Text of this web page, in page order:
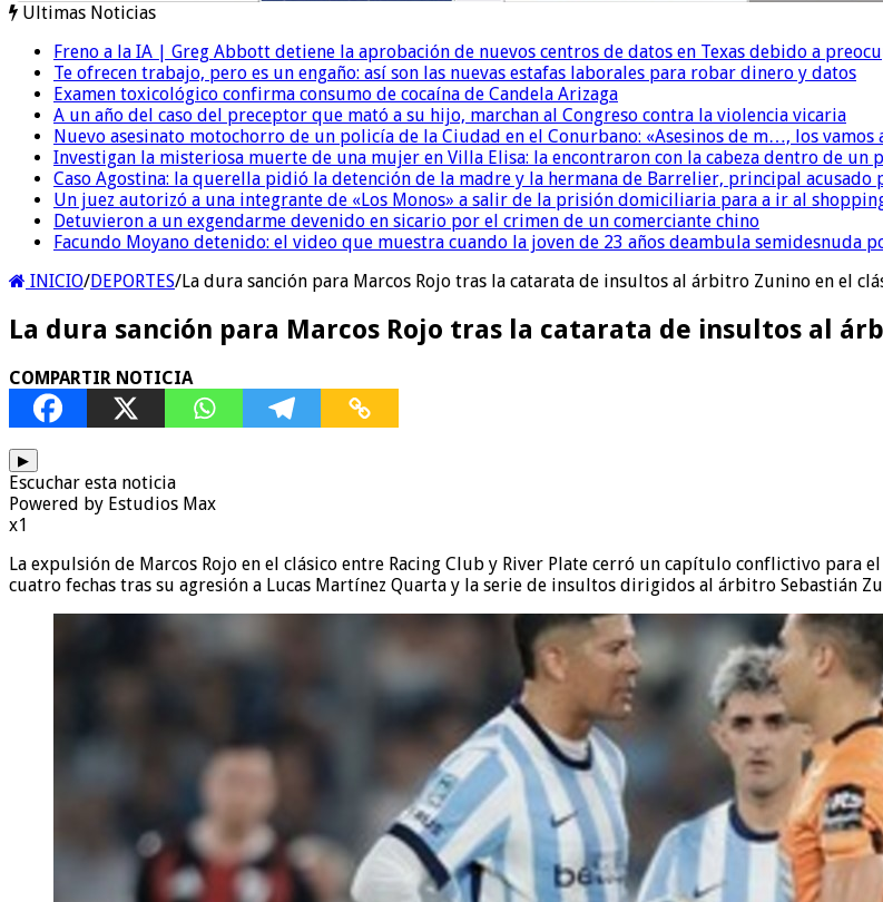
Ultimas Noticias
Freno a la IA | Greg Abbott detiene la aprobación de nuevos centros de datos en Texas debido a
Te ofrecen trabajo, pero es un engaño: así son las nuevas estafas laborales para robar dinero y datos
Examen toxicológico confirma consumo de cocaína de Candela Arizaga
A un año del caso del preceptor que mató a su hijo, marchan al Congreso contra la violencia vicaria
Nuevo asesinato motochorro de un policía de la Ciudad en el Conurbano: «Asesinos de m…, los vamos
Investigan la misteriosa muerte de una mujer en Villa Elisa: la encontraron con la cabeza dentro de un
Caso Agostina: la querella pidió la detención de la madre y la hermana de Barrelier, principal acusado
Un juez autorizó a una integrante de «Los Monos» a salir de la prisión domiciliaria para a ir al
Detuvieron a un exgendarme devenido en sicario por el crimen de un comerciante chino
Facundo Moyano detenido: el video que muestra cuando la joven de 23 años deambula semidesnuda
INICIO/DEPORTES/La dura sanción para Marcos Rojo tras la catarata de insultos al árbitro Zunino en el
La dura sanción para Marcos Rojo tras la catarata de insultos al
COMPARTIR NOTICIA
▶
Escuchar esta noticia
Powered by Estudios Max
x1
La expulsión de Marcos Rojo en el clásico entre Racing Club y River Plate cerró un capítulo conflictivo para
cuatro fechas tras su agresión a Lucas Martínez Quarta y la serie de insultos dirigidos al árbitro Sebastián